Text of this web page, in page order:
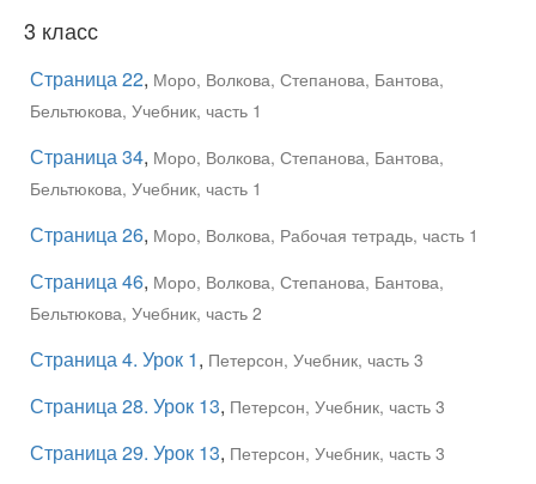
3 класс
Страница 22, Моро, Волкова, Степанова, Бантова,
Бельтюкова, Учебник, часть 1
Страница 34, Моро, Волкова, Степанова, Бантова,
Бельтюкова, Учебник, часть 1
Страница 26, Моро, Волкова, Рабочая тетрадь, часть 1
Страница 46, Моро, Волкова, Степанова, Бантова,
Бельтюкова, Учебник, часть 2
Страница 4. Урок 1, Петерсон, Учебник, часть 3
Страница 28. Урок 13, Петерсон, Учебник, часть 3
Страница 29. Урок 13, Петерсон, Учебник, часть 3